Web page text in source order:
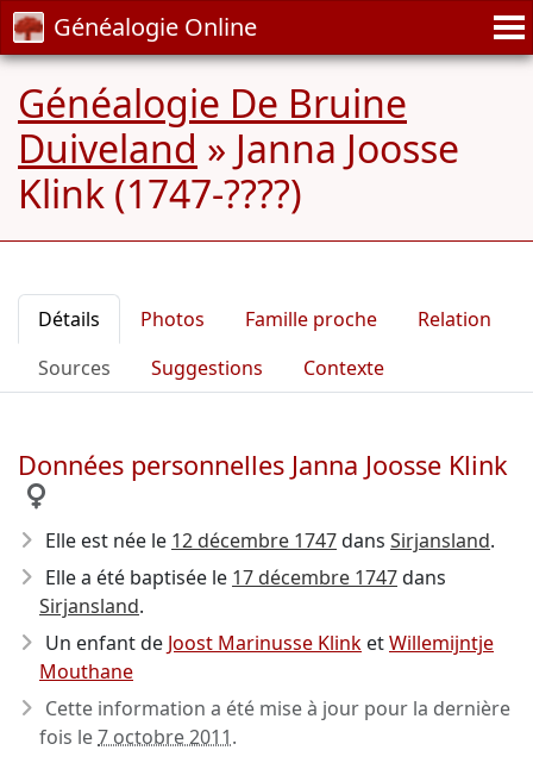
Généalogie Online
Généalogie De Bruine
Duiveland » Janna Joosse
Klink (1747-????)
Détails Photos Famille proche
Relation
Sources
Suggestions Contexte
Données personnelles Janna Joosse Klink
Elle est née le 12 décembre 1747dans Sirjansland.
Elle a été baptisée le 17 décembre 1747dans
Sirjansland.
Un enfant de Joost Marinusse Klink etWillemijntje
Mouthane
Cette information a été mise à jour pour la dernière
fois le7 octobre 2011.